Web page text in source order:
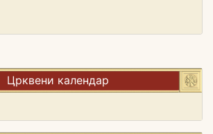
Црквени календар